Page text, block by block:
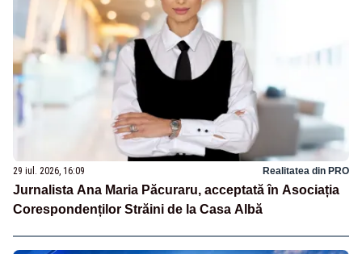
29 iul. 2026, 16:09 Realitatea din PRO
Jurnalista Ana Maria Păcuraru, acceptată în Asociația
Corespondenților Străini de la Casa Albă